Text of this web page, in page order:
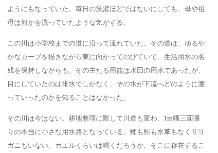
ようにもなっていた。毎日の洗濯ほどではないにしても、母や祖
母は何かを洗っていたような気がする。
この川は小学校までの道に沿って流れていた。その道は、ゆるや
かなカーブを描きながら東に向かってのびていて、生活用水の名
残を保持しながらも、その主たる用益は水田の用水であったが、
目にしていたのは排水でしかなく、その水が下流へどのように渡
っていったのかを知ることはなかった。
その川は今はない。耕地整理に際して川道も変わ、1m幅三面張
りの本当に小さな用水路となっている。鯉も鮒も水草もなくザリ
ガニもいない。カエルくらいは鳴くだろうか。そこに存在するこ